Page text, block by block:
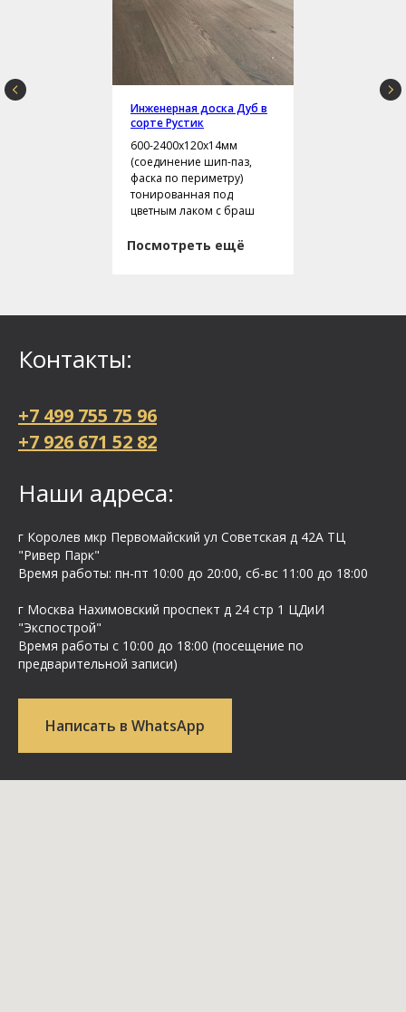
Инженерная доска Дуб в
сорте Рустик
600-2400х120х14мм
(соединение шип-паз,
фаска по периметру)
тонированная под
цветным лаком с браш
Посмотреть ещё
Контакты:
+7 499 755 75 96
+7 926 671 52 82
Наши адреса:
г Королев мкр Первомайский ул Cоветская д 42А ТЦ
"Ривер Парк"
Время работы: пн-пт 10:00 до 20:00, сб-вс 11:00 до 18:00
г Москва Нахимовский проспект д 24 стр 1 ЦДиИ
"Экспострой"
Время работы с 10:00 до 18:00 (посещение по
предварительной записи)
Написать в WhatsApp